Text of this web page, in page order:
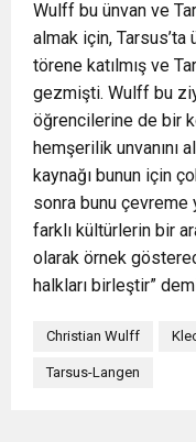
Wulff bu ünvan ve
almak için,
törene katılmış ve
gezmişti. Wulff bu
öğrencilerine de bir
hemşerilik unvanını
kaynağı bunun için
sonra bunu çevreme
farklı kültürlerin bir
olarak örnek
halkları birleştir”
Christian Wulff
Tarsus-Langen